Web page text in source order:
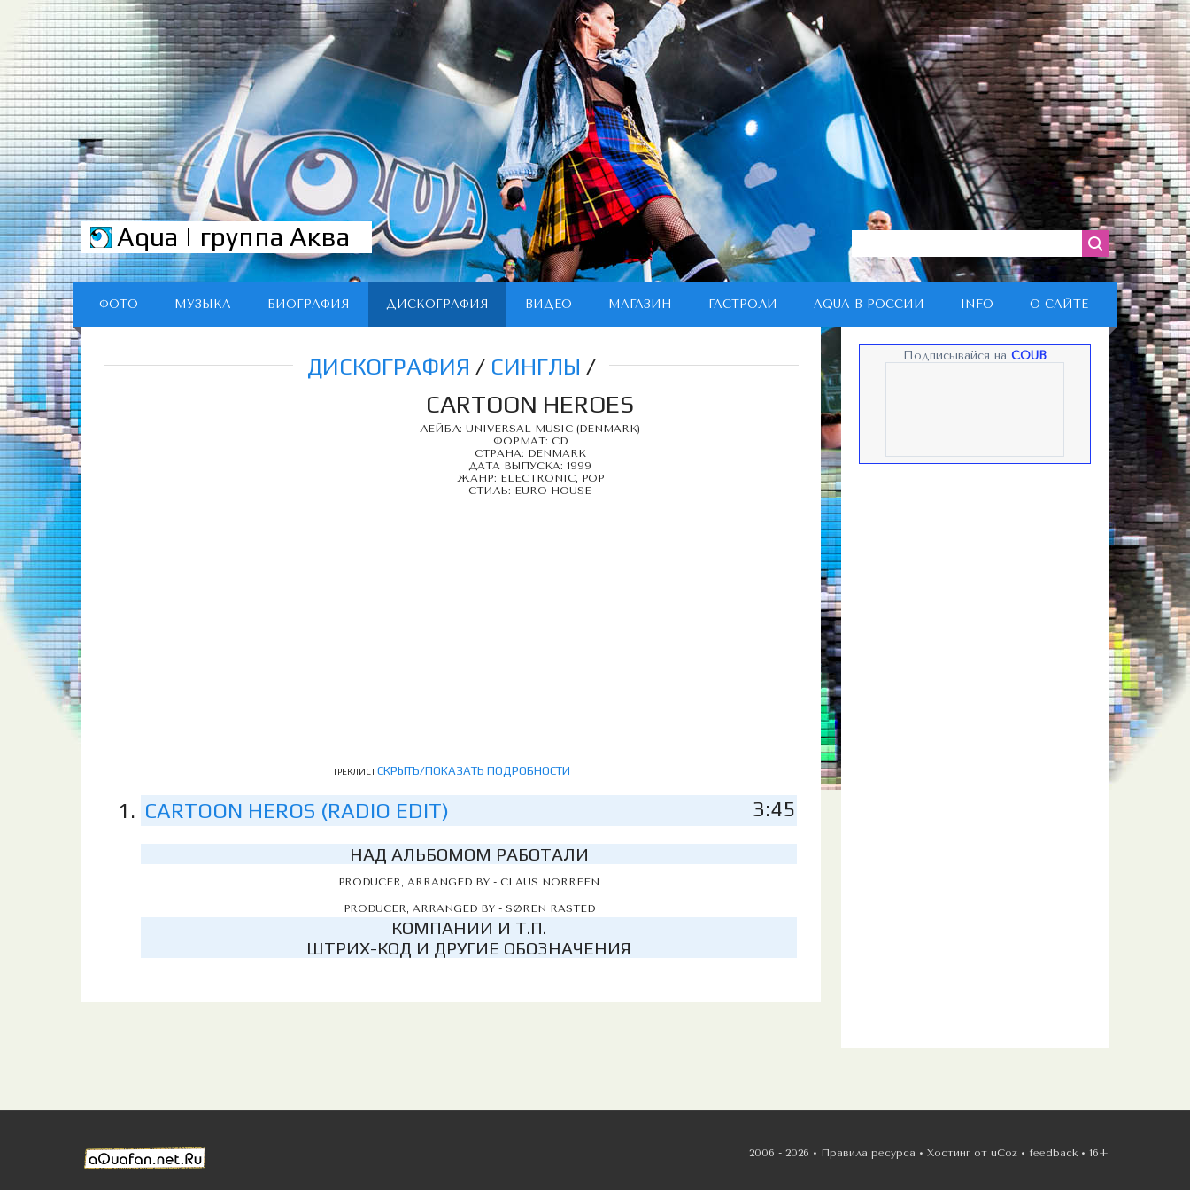
Aqua | группа Аква
ФОТО МУЗЫКА БИОГРАФИЯ ДИСКОГРАФИЯ ВИДЕО МАГАЗИН ГАСТРОЛИ AQUA В РОССИИ INFO О САЙТЕ
ДИСКОГРАФИЯ / СИНГЛЫ /
CARTOON HEROES
ЛЕЙБЛ: UNIVERSAL MUSIC (DENMARK)
ФОРМАТ: CD
СТРАНА: DENMARK
ДАТА ВЫПУСКА: 1999
ЖАНР: ELECTRONIC, POP
СТИЛЬ: EURO HOUSE
ТРЕКЛИСТСКРЫТЬ/ПОКАЗАТЬ ПОДРОБНОСТИ
CARTOON HEROS (RADIO EDIT) 3:45
НАД АЛЬБОМОМ РАБОТАЛИ
PRODUCER, ARRANGED BY - CLAUS NORREEN
PRODUCER, ARRANGED BY - SØREN RASTED
КОМПАНИИ И Т.П.
ШТРИХ-КОД И ДРУГИЕ ОБОЗНАЧЕНИЯ
Подписывайся наCOUB
2006 - 2026 • Правила ресурса • Хостинг от uCoz • feedback • 16+